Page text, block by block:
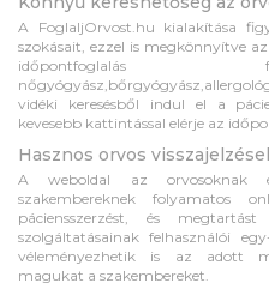
A FoglaljOrvost.hu kialakítása
szokásait, ezzel is megkönnyítve
időpontfoglalás
vidéki keresésből indul el a
kevesebb kattintással elérje az
Hasznos orvos
A weboldal az orvosoknak
szakembereknek folyamatos
páciensszerzést, és
szolgáltatásainak felhasználói
véleményezhetik is az adott
magukat a szakembereket.